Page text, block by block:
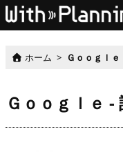
ホーム > Ｇｏｏｇｌｅ
Ｇｏｏｇｌｅ -